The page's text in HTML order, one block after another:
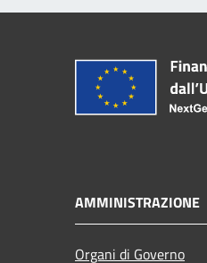
AMMINISTRAZIONE
Organi di Governo